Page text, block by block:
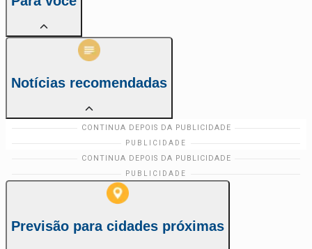
Notícias recomendadas
Previsão para cidades próximas